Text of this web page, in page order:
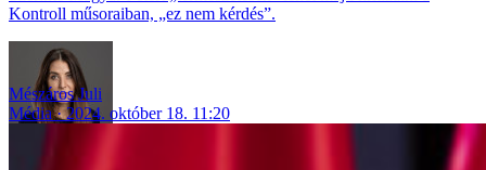
Kontroll műsoraiban, „ez nem kérdés”.
Mészáros Juli
Média
2024. október 18. 11:20